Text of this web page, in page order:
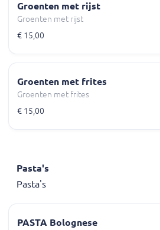
Groenten met rijst
Groenten met rijst
€ 15,00
Groenten met frites
Groenten met frites
€ 15,00
Pasta's
Pasta's
PASTA Bolognese